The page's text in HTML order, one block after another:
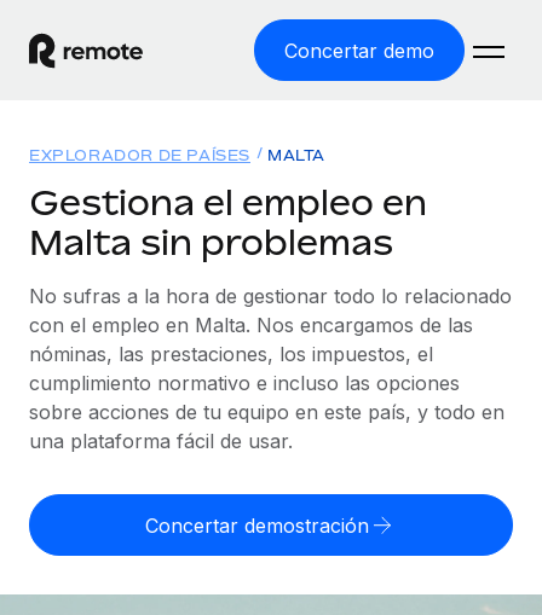
Concertar demo
EMPLEO GLOBAL
Nómina global
Gestiona las nóminas de forma sencilla y conforme a la
legalidad.
Employer of Record
Expándete en todo el mundo sin gastar en entidades.
cumpliendo la normativa.
Soluciones
COBERTURA MUNDIAL
Explorador de países
Consulta el soporte del empleo global según el país.
Explorador estatal de EE. UU.
Simplifica la contratación en todos los estados de EE.
Comparador de Remote
Compáranos con otras empresas.
Recursos
HERRAMIENTAS Y CALCULADORAS
Calculadora del riesgo de clasificación errónea
Consulta el riesgo de clasificación errónea por país.
cualquier país.
Precios
English
Nederlands
EXPLORADOR DE PAÍSES MALTA
Gestiona el empleo en
Malta sin problemas
No sufras a la hora de gestionar todo lo relacionado
con el empleo en Malta. Nos encargamos de las
nóminas, las prestaciones, los impuestos, el
cumplimiento normativo e incluso las opciones
sobre acciones de tu equipo en este país, y todo en
una plataforma fácil de usar.
Concertar demostración